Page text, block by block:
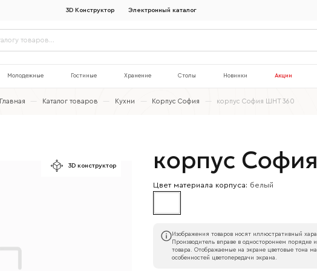
3D Конструктор Электронный каталог
Молодежные Гостиные Хранение Столы Новинки Акции
Главная — Каталог товаров — Кухни — Корпус София — корпус София ШНТ 360
3D конструктор корпус
Цвет материала корпуса: белый
Изображения товаров носят иллюстративный
Производитель вправе в одностороннем порядке
товара. Отображаемые на экране цветовые тона
особенностей цветопередачи экрана.